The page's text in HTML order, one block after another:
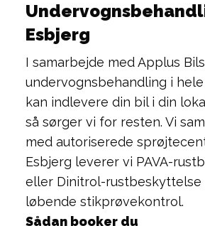
Esbjerg
I samarbejde med Applus
undervognsbehandling i hele
kan indlevere din bil i din
så sørger vi for resten. Vi
med autoriserede
Esbjerg leverer vi PAVA-
eller Dinitrol-rustbeskyttelse
løbende stikprøvekontrol.
Sådan booker du